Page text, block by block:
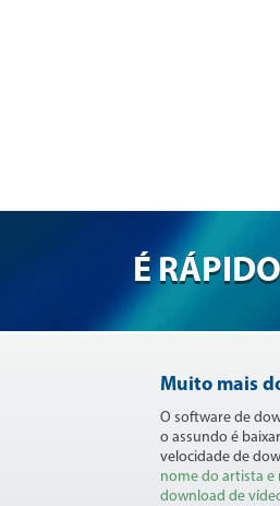
É RÁPIDO
Muito mais
O software de
o assundo é
velocidade de
nome do artista e
download de